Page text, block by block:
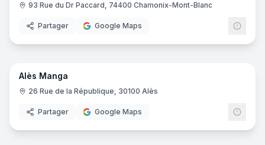
93 Rue du Dr Paccard, 74400 Chamonix-Mont-Blanc
Partager Google Maps
7
Alès Manga
26 Rue de la République, 30100 Alès
Partager Google Maps
15